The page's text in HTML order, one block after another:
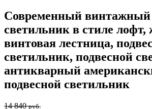
Современный винтажный
светильник в стиле лофт,
винтовая лестница,
светильник, подвесной
антикварный
подвесной светильник
14 840руб.